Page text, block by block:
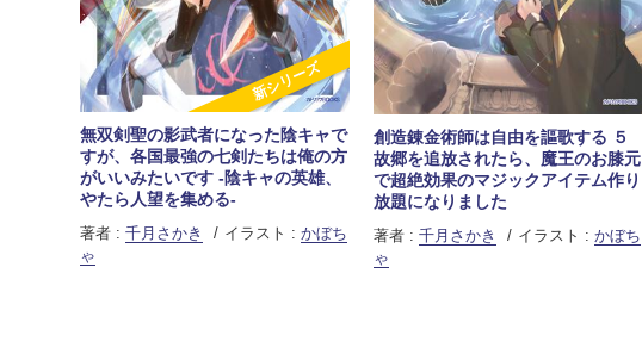
新シリーズ
無双剣聖の影武者になった陰キャで
すが、各国最強の七剣たちは俺の方
がいいみたいです -陰キャの英雄、
やたら人望を集める-
著者 : 千月さかき イラスト : かぼち
ゃ
創造錬金術師は自由を謳歌する ５
故郷を追放されたら、魔王のお膝元
で超絶効果のマジックアイテム作り
放題になりました
著者 : 千月さかき イラスト : かぼち
ゃ